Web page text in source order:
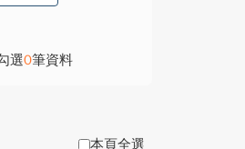
選0筆資料
本頁全選